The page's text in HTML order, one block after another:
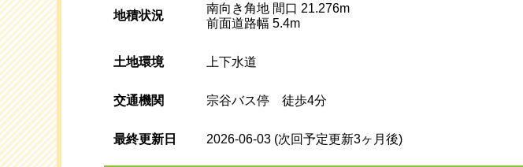
地積状況
南向き角地 間口 21.276m
前面道路幅 5.4m
土地環境
上下水道
交通機関
宗谷バス停 徒歩4分
最終更新日 2026-06-03 (次回予定更新3ヶ月後)